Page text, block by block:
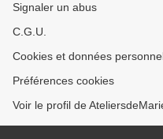
Signaler un abus
C.G.U.
Cookies et données
Préférences cookies
Voir le profil de